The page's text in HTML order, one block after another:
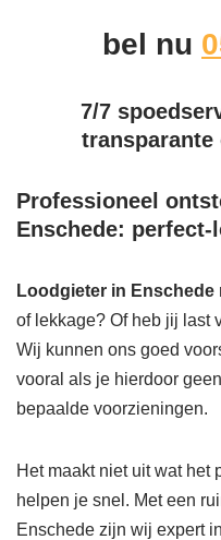
bel nu
7/7
transparante
Professioneel
Enschede:
Loodgieter in Enschede
of lekkage? Of heb jij last
Wij kunnen ons goed
vooral als je hierdoor
bepaalde voorzieningen.
Het maakt niet uit wat het
helpen je snel. Met een
Enschede zijn wij expert